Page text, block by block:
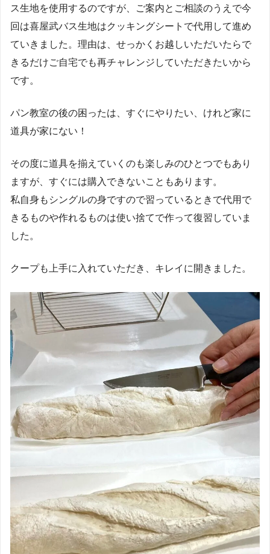
ス生地を使用するのですが、ご案内とご相談のうえで今
回は喜屋武バス生地はクッキングシートで代用して進め
ていきました。理由は、せっかくお越しいただいたらで
きるだけご自宅でも再チャレンジしていただきたいから
です。
パン教室の後の困ったは、すぐにやりたい、けれど家に
道具が家にない！
その度に道具を揃えていくのも楽しみのひとつでもあり
ますが、すぐには購入できないこともあります。
私自身もシングルの身ですので習っているときで代用で
きるものや作れるものは使い捨てで作って復習していま
した。
クープも上手に入れていただき、キレイに開きました。